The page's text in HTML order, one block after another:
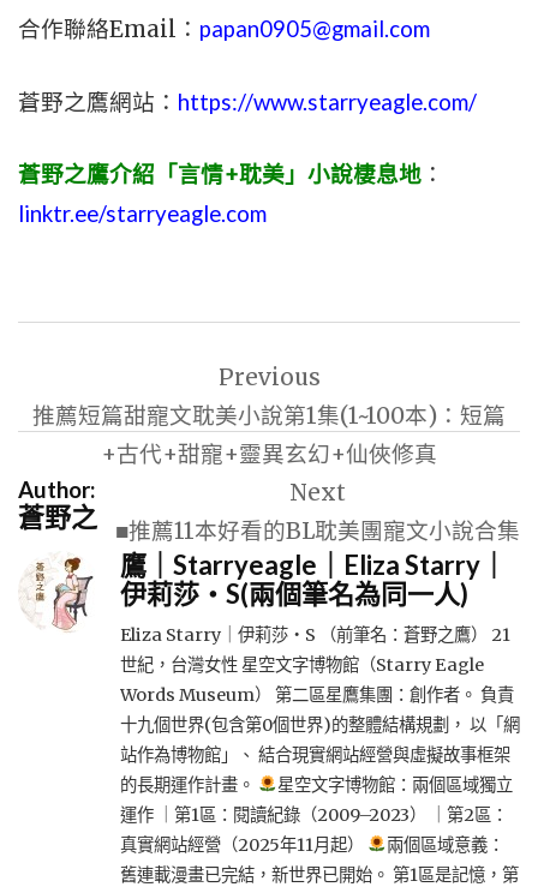
合作聯絡Email： papan0905@gmail.com
蒼野之鷹網站： https://www.starryeagle.com/
蒼野之鷹介紹「言情+耽美」小說棲息地 ：
linktr.ee/starryeagle.com
導
覽
Previous
推薦短篇甜寵文耽美小說第1集(1~100本)：短篇
+古代+甜寵+靈異玄幻+仙俠修真
Next
■推薦11本好看的BL耽美團寵文小說合集
Author:
蒼野之
鷹｜Starryeagle｜Eliza Starry｜
伊莉莎・S(兩個筆名為同一人)
Eliza Starry｜伊莉莎・S （前筆名：蒼野之鷹） 21
世紀，台灣女性 星空文字博物館（Starry Eagle
Words Museum） 第二區星鷹集團：創作者。 負責
十九個世界(包含第0個世界)的整體結構規劃， 以「網
站作為博物館」、 結合現實網站經營與虛擬故事框架
的長期運作計畫。
星空文字博物館：兩個區域獨立
運作 ｜第1區：閱讀紀錄（2009–2023） ｜第2區：
真實網站經營（2025年11月起）
兩個區域意義：
舊連載漫畫已完結，新世界已開始。 第1區是記憶，第